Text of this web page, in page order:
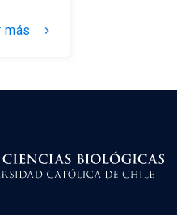
más keyboard_arrow_right